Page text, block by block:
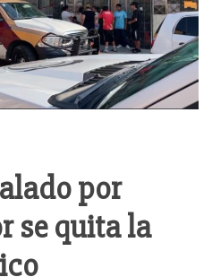
por
se quita la